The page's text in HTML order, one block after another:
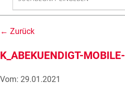
← Zurück
K_ABEKUENDIGT-
Vom: 29.01.2021